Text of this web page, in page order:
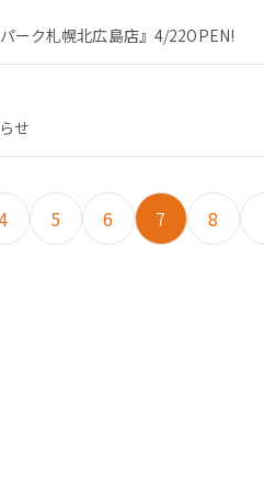
ーク札幌北広島店』4/22OPEN!
せ
5 6 7 8